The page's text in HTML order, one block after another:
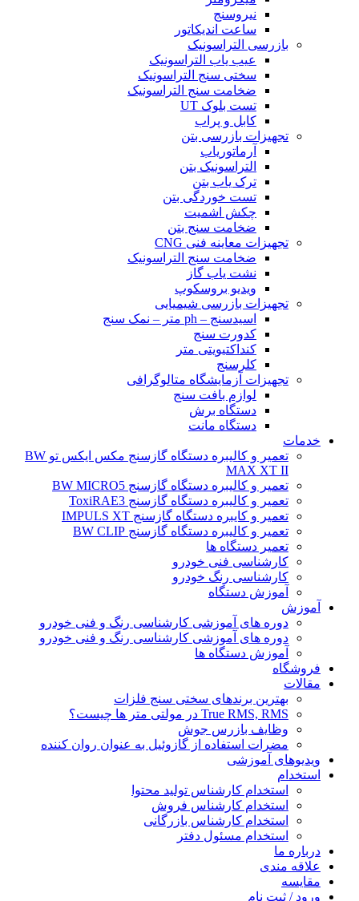
نیروسنج
ساعت اندیکاتور
بازرسی التراسونیک
عیب یاب التراسونیک
سختی سنج التراسونیک
ضخامت سنج التراسونیک
تست بلوک UT
کابل و پراب
تجهیزات بازرسی بتن
آرماتوریاب
التراسونیک بتن
ترک یاب بتن
تست خوردگی بتن
چکش اشمیت
ضخامت سنج بتن
تجهیزات معاینه فنی CNG
ضخامت سنج التراسونیک
نشت یاب گاز
ویدیو بروسکوپ
تجهیزات بازرسی شیمیایی
اسیدسنج – ph متر – نمک سنج
کدورت سنج
کنداکتیویتی متر
کلرسنج
تجهیزات آزمایشگاه متالوگرافی
لوازم بافت سنج
دستگاه برش
دستگاه مانت
خدمات
تعمیر و کالیبره دستگاه گازسنج مکس ایکس تو BW
MAX XT II
تعمیر و کالیبره دستگاه گازسنج BW MICRO5
تعمیر و کالیبره دستگاه گازسنج ToxiRAE3
تعمیر و کایبره دستگاه گازسنج IMPULS XT
تعمیر و کالیبره دستگاه گازسنج BW CLIP
تعمیر دستگاه ها
کارشناسی فنی خودرو
کارشناسی رنگ خودرو
آموزش دستگاه
آموزش
دوره های آموزشی کارشناسی رنگ و فنی خودرو
دوره های آموزشی کارشناسی رنگ و فنی خودرو
آموزش دستگاه ها
فروشگاه
مقالات
بهترین برندهای سختی سنج فلزات
True RMS, RMS در مولتی متر ها چیست؟
وظایف بازرس جوش
مضرات استفاده از گازوئیل به عنوان روان کننده
ویدیوهای آموزشی
استخدام
استخدام کارشناس تولید محتوا
استخدام کارشناس فروش
استخدام کارشناس بازرگانی
استخدام مسئول دفتر
درباره ما
علاقه مندی
مقایسه
ورود / ثبت نام